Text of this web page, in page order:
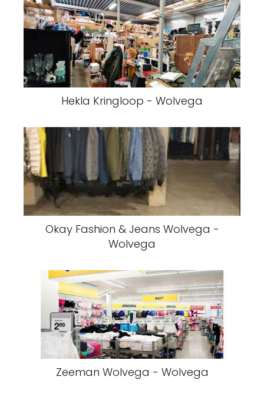
Hekla Kringloop - Wolvega
Okay Fashion & Jeans Wolvega -
Wolvega
Zeeman Wolvega - Wolvega